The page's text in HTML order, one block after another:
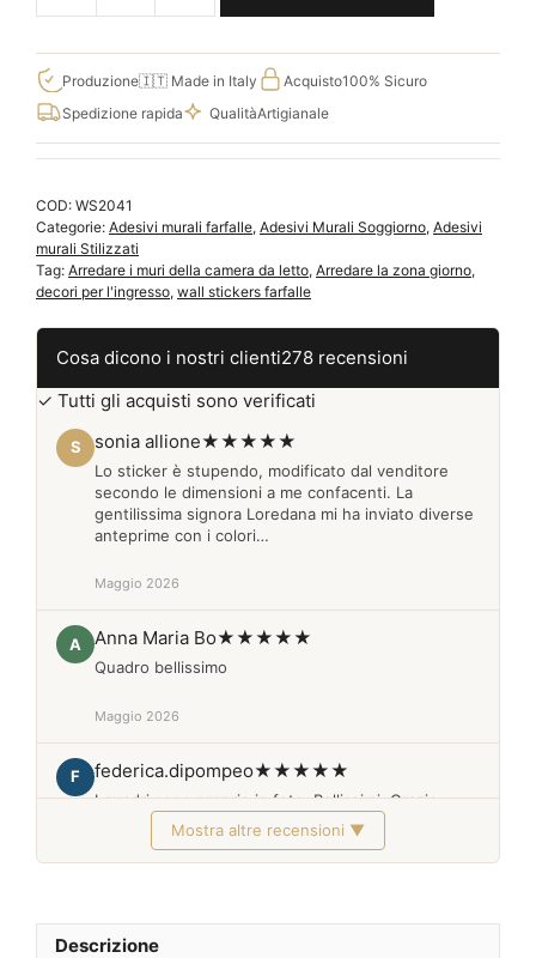
per
muro
farfalle
adesive,
decorazioni
da
quantità
Produzione🇮🇹 Made in Italy Acquisto100% Sicuro
Spedizione rapida
QualitàArtigianale
COD: WS2041
Categorie: Adesivi murali farfalle, Adesivi Murali Soggiorno, Adesivi
murali Stilizzati
Tag: Arredare i muri della camera da letto, Arredare la zona giorno,
decori per l'ingresso, wall stickers farfalle
Cosa dicono i nostri clienti278 recensioni
✓ Tutti gli acquisti sono verificati
S sonia allione★★★★★
Lo sticker è stupendo, modificato dal venditore
secondo le dimensioni a me confacenti. La
gentilissima signora Loredana mi ha inviato diverse
anteprime con i colori…
Maggio 2026
A Anna Maria Bo★★★★★
Quadro bellissimo
Maggio 2026
F federica.dipompeo★★★★★
I quadri sono proprio in foto. Bellissimi. Grazie
Febbraio 2026
Mostra altre recensioni ▼
Descrizione